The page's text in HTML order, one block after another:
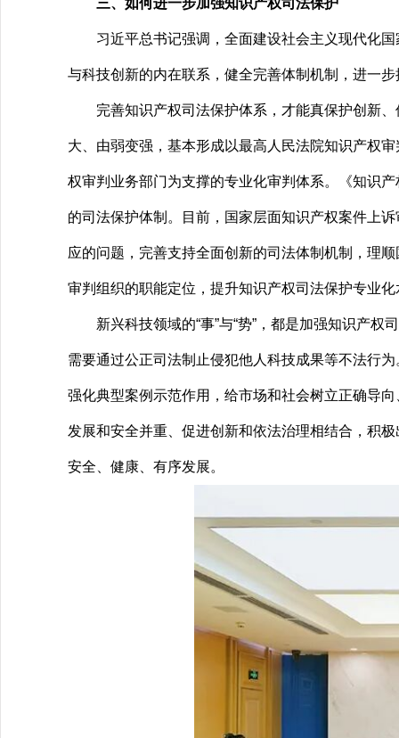
习近平总书记强调，全面建设社会主义现代化国
与科技创新的内在联系，健全完善体制机制，进一
完善知识产权司法保护体系，才能真保护创新、
大、由弱变强，基本形成以最高人民法院知识产权
权审判业务部门为支撑的专业化审判体系。《知识
的司法保护体制。目前，国家层面知识产权案件上
应的问题，完善支持全面创新的司法体制机制，理
审判组织的职能定位，提升知识产权司法保护专业化
新兴科技领域的“事”与“势”，都是加强知识产权
需要通过公正司法制止侵犯他人科技成果等不法行
强化典型案例示范作用，给市场和社会树立正确导
发展和安全并重、促进创新和依法治理相结合，积
安全、健康、有序发展。